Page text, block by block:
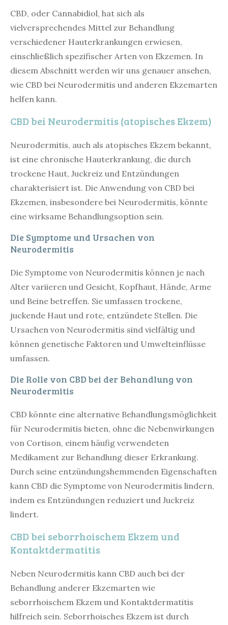
CBD, oder Cannabidiol, hat sich als
vielversprechendes Mittel zur Behandlung
verschiedener Hauterkrankungen erwiesen,
einschließlich spezifischer Arten von Ekzemen. In
diesem Abschnitt werden wir uns genauer ansehen,
wie CBD bei Neurodermitis und anderen Ekzemarten
helfen kann.
CBD bei Neurodermitis (atopisches Ekzem)
Neurodermitis, auch als atopisches Ekzem bekannt,
ist eine chronische Hauterkrankung, die durch
trockene Haut, Juckreiz und Entzündungen
charakterisiert ist. Die Anwendung von CBD bei
Ekzemen, insbesondere bei Neurodermitis, könnte
eine wirksame Behandlungsoption sein.
Die Symptome und Ursachen von
Neurodermitis
Die Symptome von Neurodermitis können je nach
Alter variieren und Gesicht, Kopfhaut, Hände, Arme
und Beine betreffen. Sie umfassen trockene,
juckende Haut und rote, entzündete Stellen. Die
Ursachen von Neurodermitis sind vielfältig und
können genetische Faktoren und Umwelteinflüsse
umfassen.
Die Rolle von CBD bei der Behandlung von
Neurodermitis
CBD könnte eine alternative Behandlungsmöglichkeit
für Neurodermitis bieten, ohne die Nebenwirkungen
von Cortison, einem häufig verwendeten
Medikament zur Behandlung dieser Erkrankung.
Durch seine entzündungshemmenden Eigenschaften
kann CBD die Symptome von Neurodermitis lindern,
indem es Entzündungen reduziert und Juckreiz
lindert.
CBD bei seborrhoischem Ekzem und
Kontaktdermatitis
Neben Neurodermitis kann CBD auch bei der
Behandlung anderer Ekzemarten wie
seborrhoischem Ekzem und Kontaktdermatitis
hilfreich sein. Seborrhoisches Ekzem ist durch